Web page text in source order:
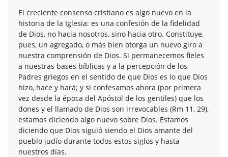
El creciente consenso cristiano es algo nuevo en la
historia de la Iglesia: es una confesión de la fidelidad
de Dios, no hacia nosotros, sino hacia otro. Constituye,
pues, un agregado, o más bien otorga un nuevo giro a
nuestra comprensión de Dios. Si permanecemos fieles
a nuestras bases bíblicas y a la percepción de los
Padres griegos en el sentido de que Dios es lo que Dios
hizo, hace y hará; y si confesamos ahora (por primera
vez desde la época del Apóstol de los gentiles) que los
dones y el llamado de Dios son irrevocables (Rm 11, 29),
estamos diciendo algo nuevo sobre Dios. Estamos
diciendo que Dios siguió siendo el Dios amante del
pueblo judío durante todos estos siglos y hasta
nuestros días.